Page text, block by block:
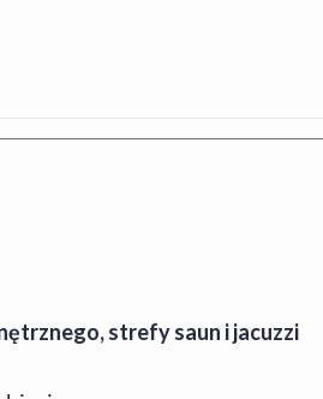
strefy saun i jacuzzi